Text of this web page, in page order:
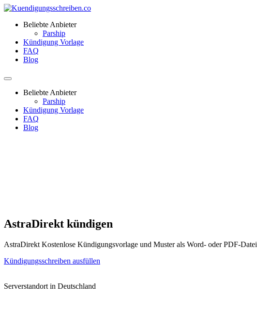
Beliebte Anbieter
Parship
Kündigung Vorlage
FAQ
Blog
Beliebte Anbieter
Parship
Kündigung Vorlage
FAQ
Blog
AstraDirekt kündigen
AstraDirekt Kostenlose Kündigungsvorlage und Muster als Word- oder PDF-Datei
Kündigungsschreiben ausfüllen
Serverstandort in Deutschland